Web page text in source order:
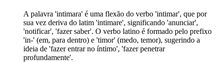
A palavra 'intimara' é uma flexão do verbo 'intimar', que por
sua vez deriva do latim 'intimare', significando 'anunciar',
'notificar', 'fazer saber'. O verbo latino é formado pelo prefixo
'in-' (em, para dentro) e 'timor' (medo, temor), sugerindo a
ideia de 'fazer entrar no íntimo', 'fazer penetrar
profundamente'.